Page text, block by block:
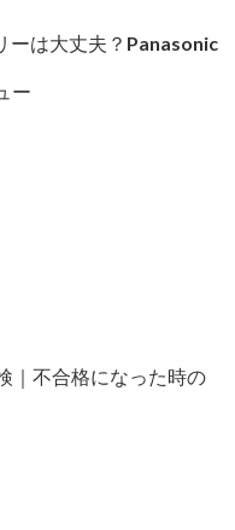
ーは大丈夫？Panasonic
ー
｜不合格になった時の